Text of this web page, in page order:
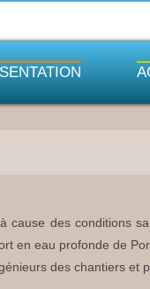
cause des conditions
en eau profonde de
des chantiers